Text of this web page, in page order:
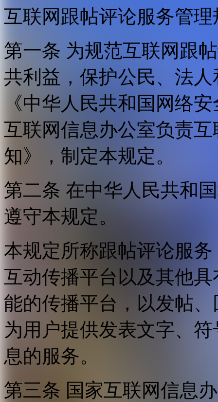
互联网跟帖评论服务管理
第一条 为规范互联网跟
共利益，保护公民、法
《中华人民共和国网络
互联网信息办公室负责
知》，制定本规定。
第二条 在中华人民共和
遵守本规定。
本规定所称跟帖评论服
互动传播平台以及其他
能的传播平台，以发帖
为用户提供发表文字、
息的服务。
第三条 国家互联网信息